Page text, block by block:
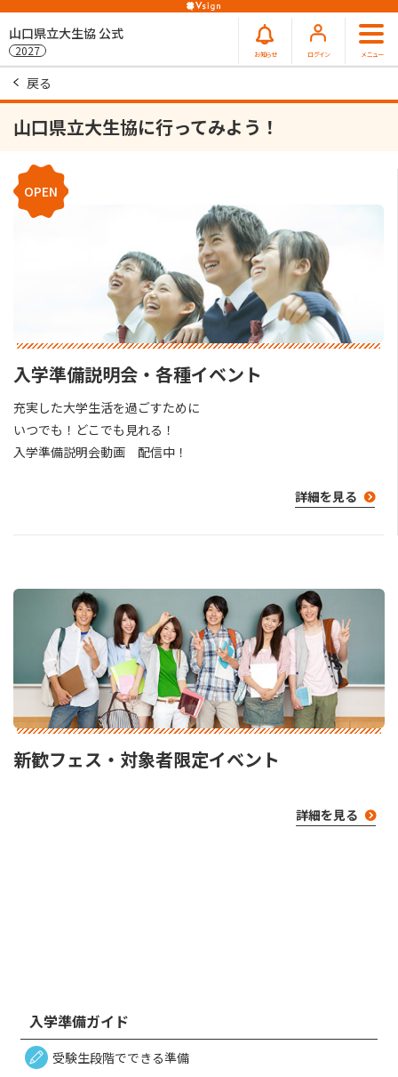
山口県立大生協 公式
2027 お知らせ ログイン メニュー
戻る
山口県立大生協に行ってみよう！
OPEN
入学準備説明会・各種イベント
充実した大学生活を過ごすために
いつでも！どこでも見れる！
入学準備説明会動画 配信中！
詳細を見る
新歓フェス・対象者限定イベント
詳細を見る
入学準備ガイド
受験生段階でできる準備